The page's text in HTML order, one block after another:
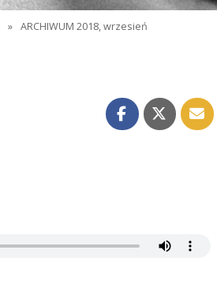
» ARCHIWUM 2018, wrzesień